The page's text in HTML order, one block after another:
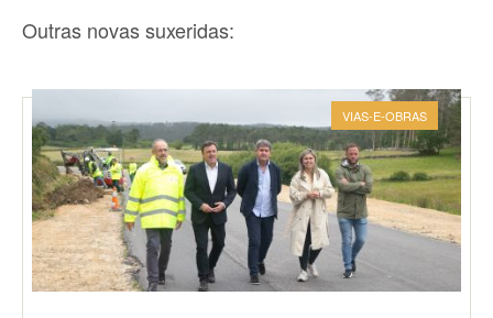
Outras novas suxeridas:
VIAS-E-OBRAS